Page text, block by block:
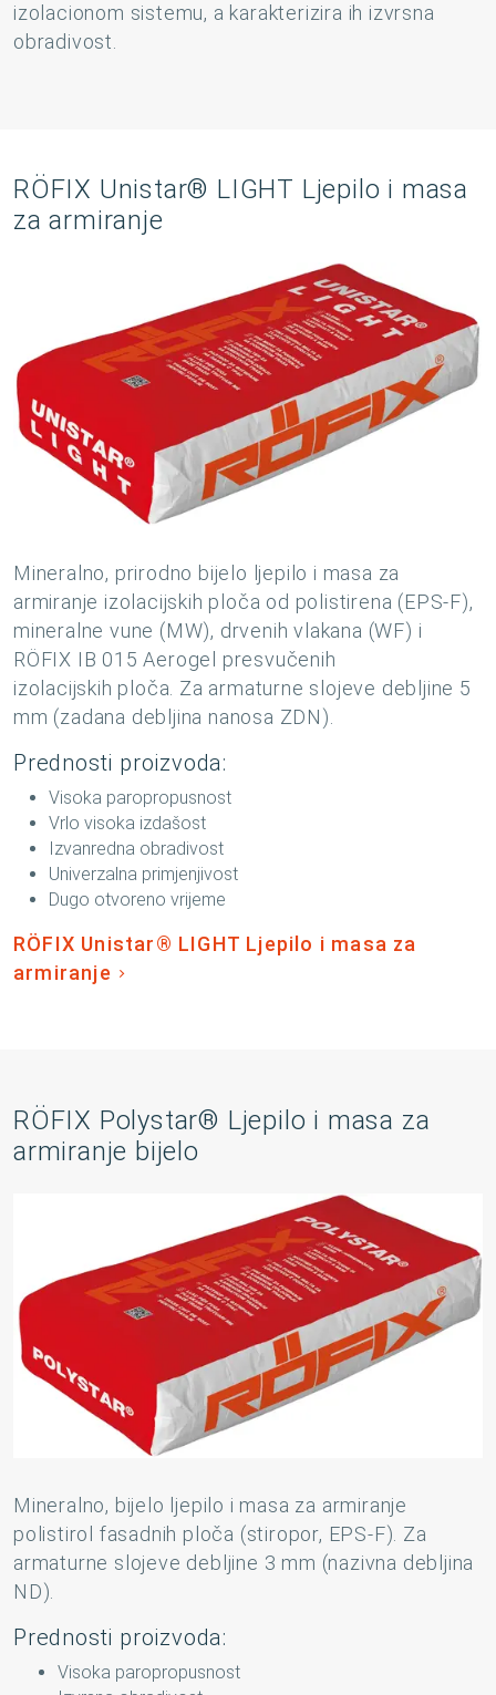
izolacionom sistemu, a karakterizira ih izvrsna
obradivost.
RÖFIX Unistar® LIGHT Ljepilo i masa
za armiranje
Mineralno, prirodno bijelo ljepilo i masa za
armiranje izolacijskih ploča od polistirena (EPS-F),
mineralne vune (MW), drvenih vlakana (WF) i
RÖFIX IB 015 Aerogel presvučenih
izolacijskih ploča. Za armaturne slojeve debljine 5
mm (zadana debljina nanosa ZDN).
Prednosti proizvoda:
Visoka paropropusnost
Vrlo visoka izdašost
Izvanredna obradivost
Univerzalna primjenjivost
Dugo otvoreno vrijeme
RÖFIX Unistar® LIGHT Ljepilo i masa za
armiranje
RÖFIX Polystar® Ljepilo i masa za
armiranje bijelo
Mineralno, bijelo ljepilo i masa za armiranje
polistirol fasadnih ploča (stiropor, EPS-F). Za
armaturne slojeve debljine 3 mm (nazivna debljina
ND).
Prednosti proizvoda:
Visoka paropropusnost